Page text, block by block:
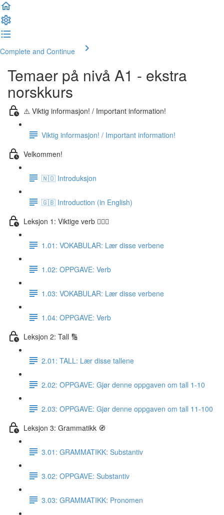
Complete and Continue
Temaer på nivå A1 - ekstra
norskkurs
⚠️ Viktig informasjon! / Important information!
Viktig informasjon! / Important information!
Velkommen!
🇳🇴 Introduksjon
🇬🇧 Introduction (in English)
Leksjon 1: Viktige verb 🏃🏻‍♀️
1.01: VOKABULAR: Lær disse verbene
1.02: OPPGAVE: Verb
1.03: VOKABULAR: Lær disse verbene
1.04: OPPGAVE: Verb
Leksjon 2: Tall 🔢
2.01: TALL: Lær disse tallene
2.02: OPPGAVE: Gjør denne oppgaven om tall 1-10
2.03: OPPGAVE: Gjør denne oppgaven om tall 11-100
Leksjon 3: Grammatikk 🧭
3.01: GRAMMATIKK: Substantiv
3.02: OPPGAVE: Substantiv
3.03: GRAMMATIKK: Pronomen